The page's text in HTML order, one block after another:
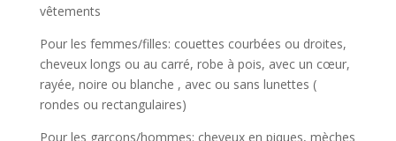
vêtements
Pour les femmes/filles: couettes courbées ou droites,
cheveux longs ou au carré, robe à pois, avec un cœur,
rayée, noire ou blanche , avec ou sans lunettes (
rondes ou rectangulaires)
Pour les garçons/hommes: cheveux en piques, mèches